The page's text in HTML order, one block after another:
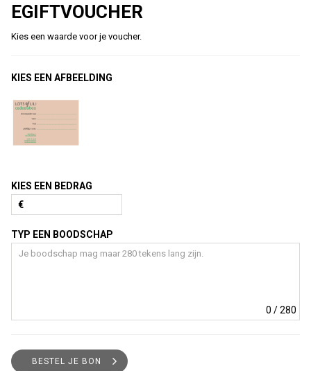
KIDS
EGIFTVOUCHER
Kies een waarde voor je voucher.
KIES EEN AFBEELDING
KIES EEN BEDRAG
€
TYP EEN BOODSCHAP
0 / 280
BESTEL JE BON